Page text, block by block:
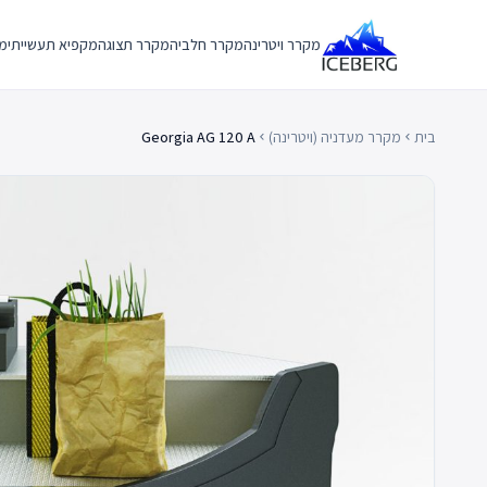
מקרר ויטרינהמקרר חלביהמקרר תצוגהמקפיא תעשייתי
בית chevron_left מקרר מעדניה (ויטרינה) chevron_left
Georgia AG 120 A